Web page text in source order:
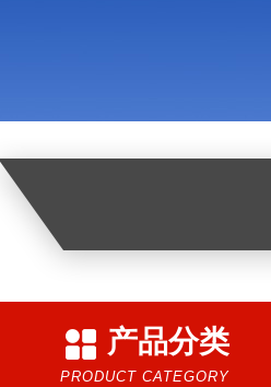
产品分类
PRODUCT CATEGORY